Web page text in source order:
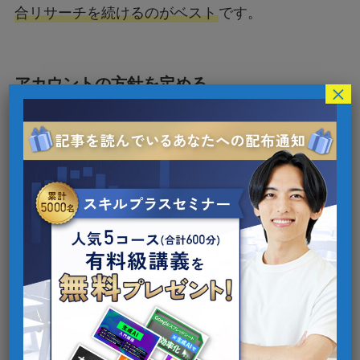
合リサーチを続けるのがベストです。
アカウントの方針を定める
次に、リサーチをもとにして、SNSへの投稿とア
カウントの目的をすり合わせます。
アカウントの目的には、以下の4つが挙げられま
集客
ファン化
教育
×